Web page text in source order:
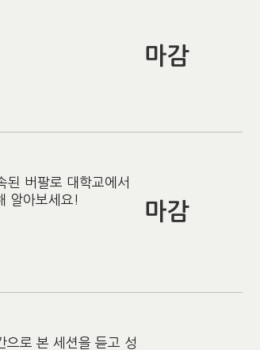
마감
버팔로 대학교에서
알아보세요!
마감
으로 본 세션을 듣고 성